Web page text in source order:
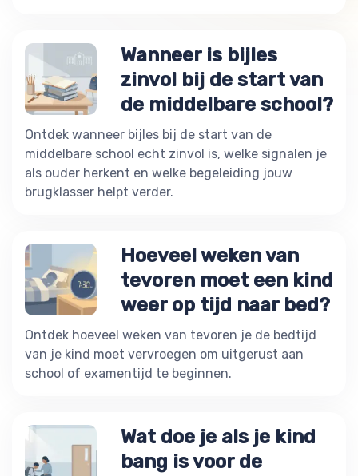
Wanneer is bijles
zinvol bij de start van
de middelbare school?
Ontdek wanneer bijles bij de start van de
middelbare school echt zinvol is, welke signalen je
als ouder herkent en welke begeleiding jouw
brugklasser helpt verder.
Hoeveel weken van
tevoren moet een kind
weer op tijd naar bed?
Ontdek hoeveel weken van tevoren je de bedtijd
van je kind moet vervroegen om uitgerust aan
school of examentijd te beginnen.
Wat doe je als je kind
bang is voor de